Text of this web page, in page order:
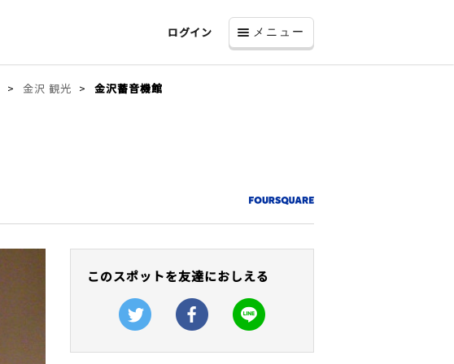
ログイン メニュー
金沢 観光 金沢蓄音機館
このスポットを友達におしえる